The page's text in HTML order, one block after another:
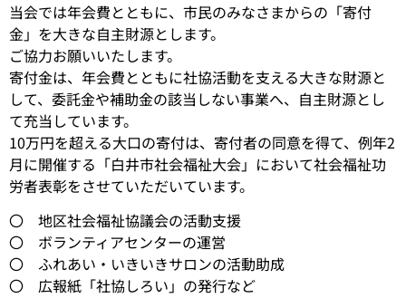
当会では年会費とともに、市民のみなさまからの「寄付
金」を大きな自主財源とします。
ご協力お願いいたします。
寄付金は、年会費とともに社協活動を支える大きな財源と
して、委託金や補助金の該当しない事業へ、自主財源とし
て充当しています。
10万円を超える大口の寄付は、寄付者の同意を得て、例年2
月に開催する「白井市社会福祉大会」において社会福祉功
労者表彰をさせていただいています。
〇 地区社会福祉協議会の活動支援
〇 ボランティアセンターの運営
〇 ふれあい・いきいきサロンの活動助成
〇 広報紙「社協しろい」の発行など